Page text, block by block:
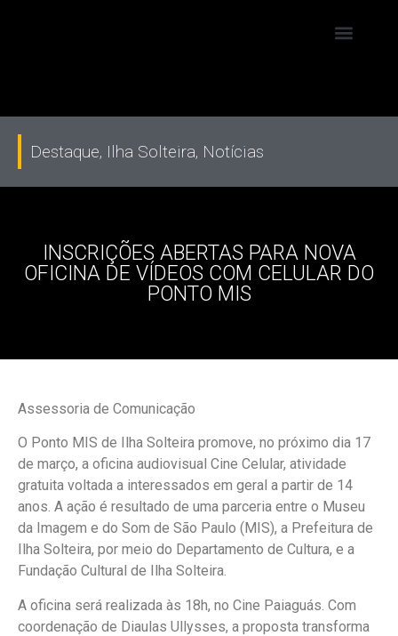
Destaque, Ilha Solteira, Notícias
INSCRIÇÕES ABERTAS PARA NOVA
OFICINA DE VÍDEOS COM CELULAR DO
PONTO MIS
Assessoria de Comunicação
O Ponto MIS de Ilha Solteira promove, no próximo dia 17
de março, a oficina audiovisual Cine Celular, atividade
gratuita voltada a interessados em geral a partir de 14
anos. A ação é resultado de uma parceria entre o Museu
da Imagem e do Som de São Paulo (MIS), a Prefeitura de
Ilha Solteira, por meio do Departamento de Cultura, e a
Fundação Cultural de Ilha Solteira.
A oficina será realizada às 18h, no Cine Paiaguás. Com
coordenação de Diaulas Ullysses, a proposta transforma